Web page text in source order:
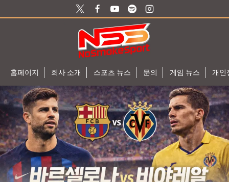
to
홈페이지 회사 소개 스포츠 뉴스 문의 게임 뉴스 개인